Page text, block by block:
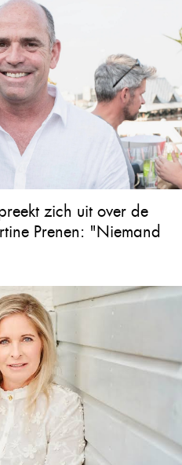
zich uit over de
Prenen: "Niemand